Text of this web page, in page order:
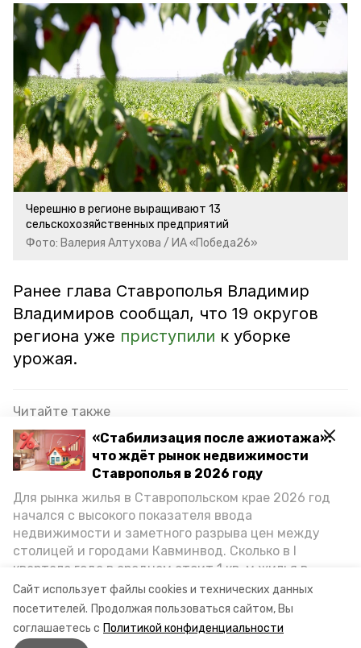
Сайт использует файлы cookies и технических данных
посетителей. Продолжая пользоваться сайтом, Вы
соглашаетесь с Политикой конфиденциальности
«Стабилизация после ажиотажа»:
что ждёт рынок недвижимости
Ставрополья в 2026 году
Для рынка жилья в Ставропольском крае 2026 год
начался с высокого показателя ввода
недвижимости и заметного разрыва цен между
столицей и городами Кавминвод. Сколько в I
квартале года в среднем стоит 1 кв. м жилья в
городах и округах региона, как изменился спрос на
первичку и вторичку, какова себестоимость
стройки собственного жилья в этом году и какие
прогнозы о стоимости квадратных метров дают
Черешню в регионе выращивают 13
сельскохозяйственных предприятий
Фото: Валерия Алтухова / ИА «Победа26»
Ранее глава Ставрополья Владимир
Владимиров сообщал, что 19 округов
региона уже приступили к уборке
урожая.
Читайте также
Аграрии Предгорья приступили к сбору ранних
сортов черешни
аграрии в Предгорье
Глава Ставрополья: В крае строят крупное
фруктохранилище на 30 тыс. тонн
черешня предгорный округ